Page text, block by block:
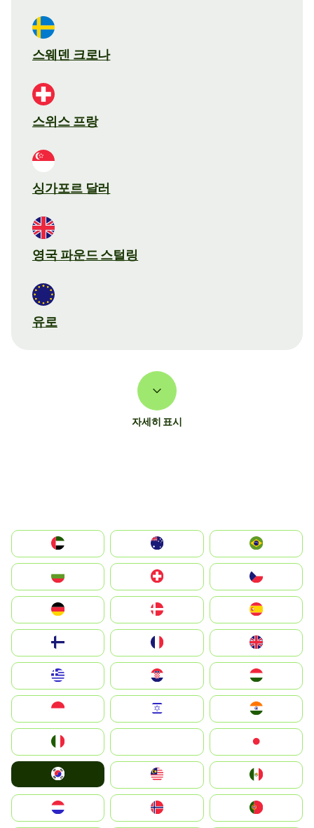
스웨덴 크로나
스위스 프랑
싱가포르 달러
영국 파운드 스털링
유로
자세히 표시
الإمارات العربية المتحدة
Switzerland
Deutschland
United Kingdom
Magyarország
South Korea